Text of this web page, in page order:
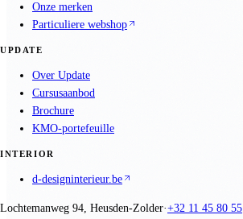
Onze merken
Particuliere webshop
UPDATE
Over Update
Cursusaanbod
Brochure
KMO-portefeuille
INTERIOR
d-designinterieur.be
Lochtemanweg 94, Heusden-Zolder·+32 11 45 80 55